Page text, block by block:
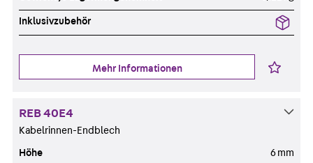
Inklusivzubehör
Mehr Informationen
REB 40E4
Kabelrinnen-Endblech
Höhe 6 mm